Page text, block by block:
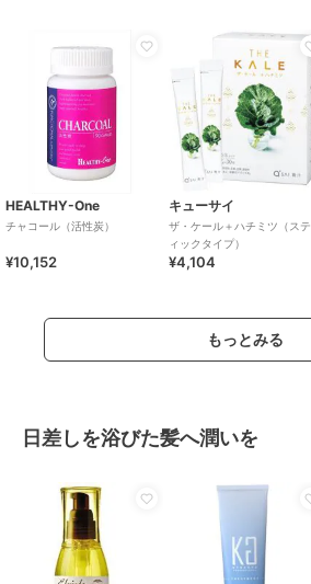
HEALTHY-One
チャコール（活性炭）
¥10,152
キューサイ
ザ・ケール＋ハチミツ（ステ
ィックタイプ）
¥4,104
もっとみる
日差しを浴びた髪へ潤いを